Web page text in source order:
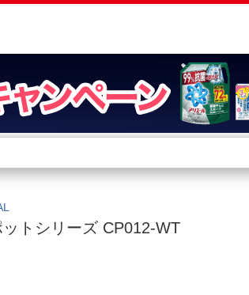
店舗サービス
ネット取り置き
店舗情報・店舗一覧
トシリーズ CP012-WT